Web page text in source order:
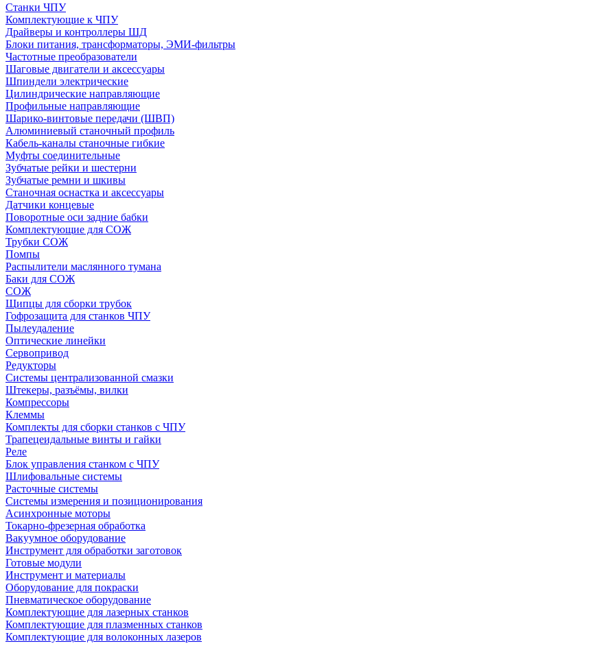
Станки ЧПУ
Комплектующие к ЧПУ
Драйверы и контроллеры ШД
Блоки питания, трансформаторы, ЭМИ-фильтры
Частотные преобразователи
Шаговые двигатели и аксессуары
Шпиндели электрические
Цилиндрические направляющие
Профильные направляющие
Шарико-винтовые передачи (ШВП)
Алюминиевый станочный профиль
Кабель-каналы станочные гибкие
Муфты соединительные
Зубчатые рейки и шестерни
Зубчатые ремни и шкивы
Станочная оснастка и аксессуары
Датчики концевые
Поворотные оси задние бабки
Комплектующие для СОЖ
Трубки СОЖ
Помпы
Распылители маслянного тумана
Баки для СОЖ
СОЖ
Щипцы для сборки трубок
Гофрозащита для станков ЧПУ
Пылеудаление
Оптические линейки
Сервопривод
Редукторы
Системы централизованной смазки
Штекеры, разъёмы, вилки
Компрессоры
Клеммы
Комплекты для сборки станков с ЧПУ
Трапецеидальные винты и гайки
Реле
Блок управления станком с ЧПУ
Шлифовальные системы
Расточные системы
Системы измерения и позиционирования
Асинхронные моторы
Токарно-фрезерная обработка
Вакуумное оборудование
Инструмент для обработки заготовок
Готовые модули
Инструмент и материалы
Оборудование для покраски
Пневматическое оборудование
Комплектующие для лазерных станков
Комплектующие для плазменных станков
Комплектующие для волоконных лазеров